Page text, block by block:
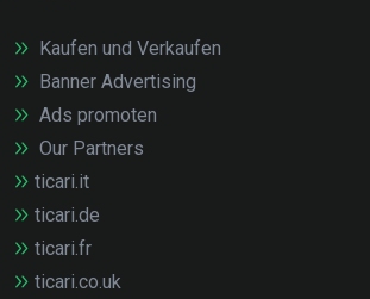
Kaufen und Verkaufen
Banner Advertising
Ads promoten
Our Partners
ticari.it
ticari.de
ticari.fr
ticari.co.uk